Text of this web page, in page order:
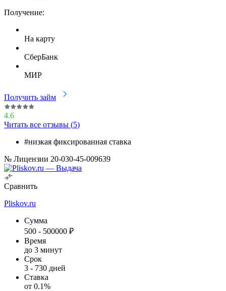
Получение:
На карту
СберБанк
МИР
Получить займ
4.6
Читать все отзывы (5)
#низкая фиксированная ставка
№ Лицензии 20-030-45-009639
Сравнить
Pliskov.ru
Сумма
500 - 500000 ₽
Время
до 3 минут
Срок
3 - 730 дней
Ставка
от 0.1%